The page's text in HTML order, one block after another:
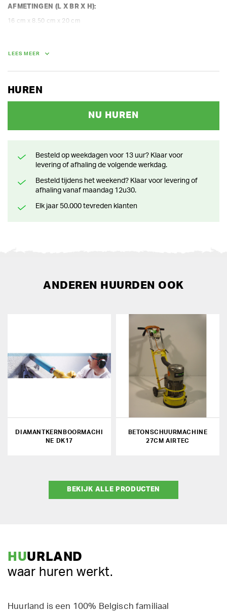
AFMETINGEN (L X BR X H):
16 cm x 8.50 cm x 20 cm
LEES MEER
HUREN
NU HUREN
Besteld op weekdagen voor 13 uur? Klaar voor
levering of afhaling de volgende werkdag.
Besteld tijdens het weekend? Klaar voor levering of
afhaling vanaf maandag 12u30.
Elk jaar 50.000 tevreden klanten
ANDEREN HUURDEN OOK
DIAMANTKERNBOORMACHI
NE DK17
BETONSCHUURMACHINE
27CM AIRTEC
BEKIJK ALLE PRODUCTEN
HUURLAND
waar huren werkt.
Huurland is een 100% Belgisch familiaal